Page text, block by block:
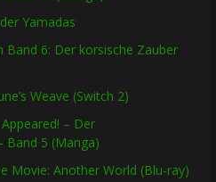
Yamadas
Band 6: Der korsische Zauber
Weave (Switch 2)
– Der
Band 5 (Manga)
Movie: Another World (Blu-ray)